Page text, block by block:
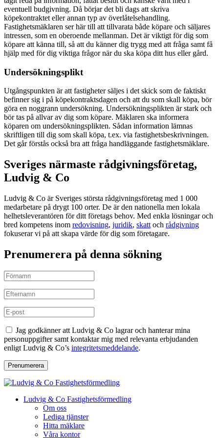
eventuell budgivning. Då börjar det bli dags att skriva
köpekontraktet eller annan typ av överlåtelsehandling.
Fastighetsmäklaren ser här till att tillvarata både köpare och säljares
intressen, som en oberoende mellanman. Det är viktigt för dig som
köpare att känna till, så att du känner dig trygg med att fråga samt få
hjälp med för dig viktiga frågor när du ska köpa ditt hus eller gård.
Undersökningsplikt
Utgångspunkten är att fastigheter säljes i det skick som de faktiskt
befinner sig i på köpekontraktsdagen och att du som skall köpa, bör
göra en noggrann undersökning. Undersökningsplikten är stark och
bör tas på allvar av dig som köpare. Mäklaren ska informera
köparen om undersökningsplikten. Sådan information lämnas
skriftligen till dig som skall köpa, t.ex. via fastighetsbeskrivningen.
Det går förstås också bra att fråga handläggande fastighetsmäklare.
Sveriges närmaste rådgivningsföretag,
Ludvig & Co
Ludvig & Co är Sveriges största rådgivningsföretag med 1 000
medarbetare på drygt 100 orter. De är den nationella men lokala
helhetsleverantören för ditt företags behov. Med enkla lösningar och
bred kompetens inom redovisning, juridik, skatt och rådgivning
fokuserar vi på att skapa värde för dig som företagare.
Prenumerera på denna sökning
Jag godkänner att Ludvig & Co lagrar och hanterar mina
personuppgifter samt kontaktar mig med relevanta erbjudanden
enligt Ludvig & Co’s integritetsmeddelande.
Prenumerera
Ludvig & Co Fastighetsförmedling
Om oss
Lediga tjänster
Hitta mäklare
Våra kontor